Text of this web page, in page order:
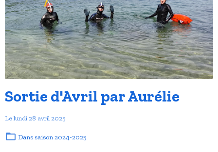
Sortie d'Avril par Aurélie
Le lundi 28 avril 2025
Dans saison 2024-2025